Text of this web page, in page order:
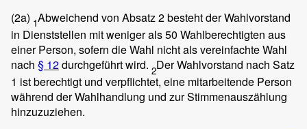
(2a) 1Abweichend von Absatz 2 besteht der Wahlvorstand
in Dienststellen mit weniger als 50 Wahlberechtigten aus
einer Person, sofern die Wahl nicht als vereinfachte Wahl
nach § 12durchgeführt wird. 2Der Wahlvorstand nach Satz
1 ist berechtigt und verpflichtet, eine mitarbeitende Person
während der Wahlhandlung und zur Stimmenauszählung
hinzuzuziehen.